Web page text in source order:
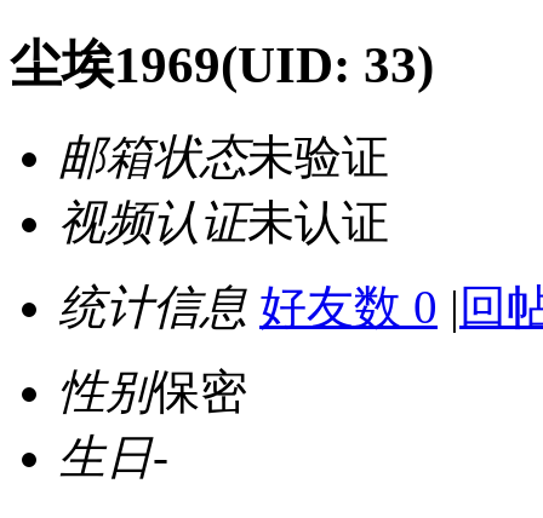
尘埃1969(UID: 33)
邮箱状态未验证
视频认证未认证
统计信息 好友数 0 | 回
性别保密
生日-